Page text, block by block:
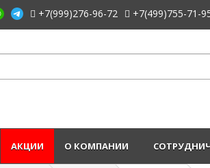
+7(999)276-96-72 +7(499)755-71-
О КОМПАНИИ
АКЦИИ